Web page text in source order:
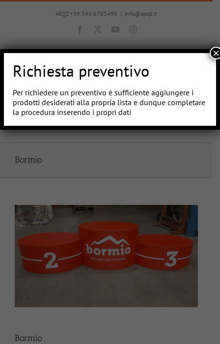
Salta
AEQZ +39.348.6703499 | info@aeqz.it
Facebook YouTubeInstagram
Vai a...
Bormio
Bormio
Richiesta preventivo
Per richiedere un preventivo è sufficiente aggiungere i
prodotti desiderati alla propria lista e dunque completare
la procedura inserendo i propri dati
×